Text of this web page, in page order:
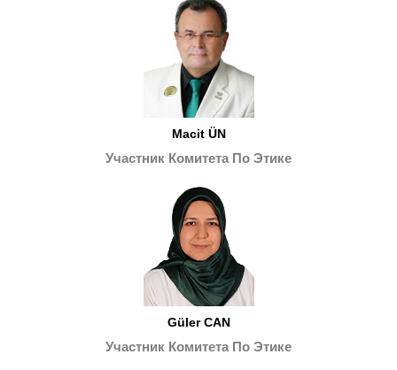
Macit ÜN
Участник Комитета По Этике
Güler CAN
Участник Комитета По Этике